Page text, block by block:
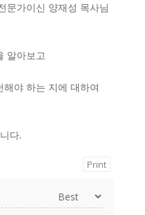
문가이신 양재성 목사님
알아보고
야 하는 지에 대하여
다.
Print